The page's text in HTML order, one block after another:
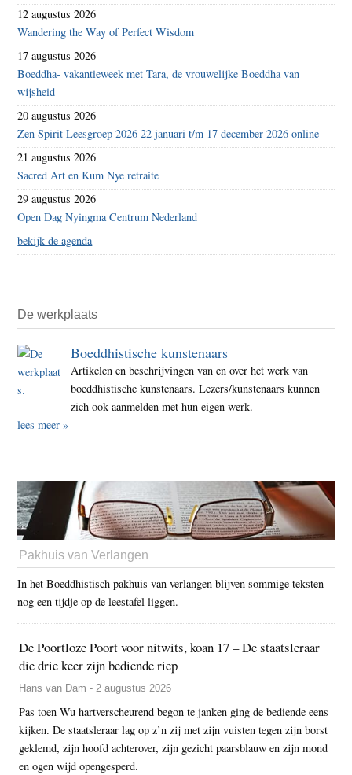
12 augustus 2026
Wandering the Way of Perfect Wisdom
17 augustus 2026
Boeddha- vakantieweek met Tara, de vrouwelijke Boeddha van
wijsheid
20 augustus 2026
Zen Spirit Leesgroep 2026 22 januari t/m 17 december 2026 online
21 augustus 2026
Sacred Art en Kum Nye retraite
29 augustus 2026
Open Dag Nyingma Centrum Nederland
bekijk de agenda
De werkplaats
Boeddhistische kunstenaars
Artikelen en beschrijvingen van en over het werk van
boeddhistische kunstenaars. Lezers/kunstenaars kunnen
zich ook aanmelden met hun eigen werk.
lees meer »
Pakhuis van Verlangen
In het Boeddhistisch pakhuis van verlangen blijven sommige teksten
nog een tijdje op de leestafel liggen.
De Poortloze Poort voor nitwits, koan 17 – De staatsleraar
die drie keer zijn bediende riep
Hans van Dam - 2 augustus 2026
Pas toen Wu hartverscheurend begon te janken ging de bediende eens
kijken. De staatsleraar lag op z’n zij met zijn vuisten tegen zijn borst
geklemd, zijn hoofd achterover, zijn gezicht paarsblauw en zijn mond
en ogen wijd opengesperd.